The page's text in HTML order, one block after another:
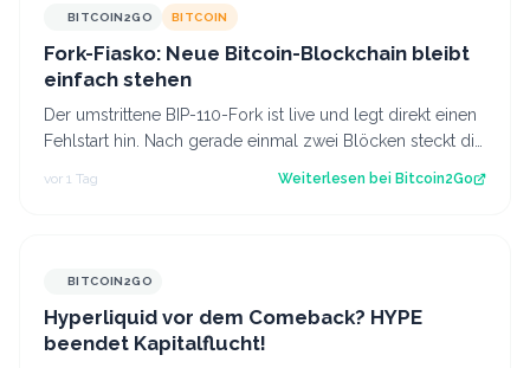
BITCOIN2GO BITCOIN
Fork-Fiasko: Neue Bitcoin-Blockchain bleibt
einfach stehen
Der umstrittene BIP-110-Fork ist live und legt direkt einen
Fehlstart hin. Nach gerade einmal zwei Blöcken steckt die
vor 1 Tag Weiterlesen bei Bitcoin2Go
BITCOIN2GO
Hyperliquid vor dem Comeback? HYPE
beendet Kapitalflucht!